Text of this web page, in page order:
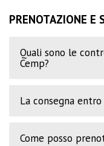
PRENOTAZIONE E
Quali sono le
Cemp?
La consegna
Come posso